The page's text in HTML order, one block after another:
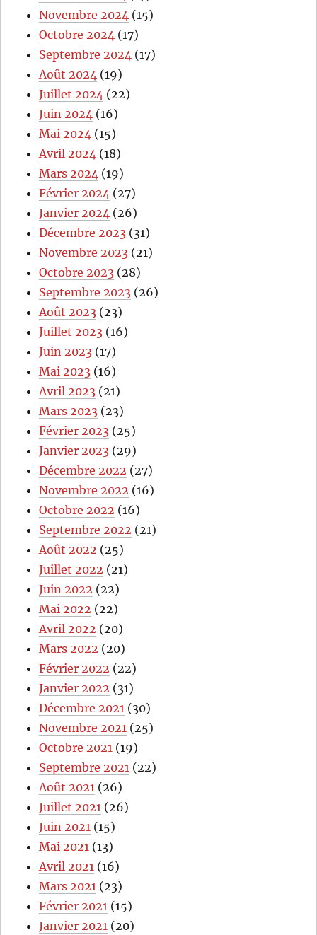
Novembre 2024 (15)
Octobre 2024 (17)
Septembre 2024 (17)
Août 2024 (19)
Juillet 2024 (22)
Juin 2024 (16)
Mai 2024 (15)
Avril 2024 (18)
Mars 2024 (19)
Février 2024 (27)
Janvier 2024 (26)
Décembre 2023 (31)
Novembre 2023 (21)
Octobre 2023 (28)
Septembre 2023 (26)
Août 2023 (23)
Juillet 2023 (16)
Juin 2023 (17)
Mai 2023 (16)
Avril 2023 (21)
Mars 2023 (23)
Février 2023 (25)
Janvier 2023 (29)
Décembre 2022 (27)
Novembre 2022 (16)
Octobre 2022 (16)
Septembre 2022 (21)
Août 2022 (25)
Juillet 2022 (21)
Juin 2022 (22)
Mai 2022 (22)
Avril 2022 (20)
Mars 2022 (20)
Février 2022 (22)
Janvier 2022 (31)
Décembre 2021 (30)
Novembre 2021 (25)
Octobre 2021 (19)
Septembre 2021 (22)
Août 2021 (26)
Juillet 2021 (26)
Juin 2021 (15)
Mai 2021 (13)
Avril 2021 (16)
Mars 2021 (23)
Février 2021 (15)
Janvier 2021 (20)